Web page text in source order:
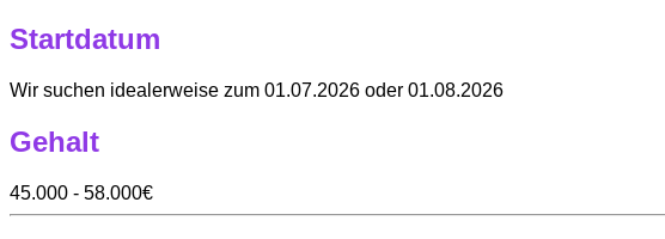
Startdatum
Wir suchen idealerweise zum 01.07.2026 oder 01.08.2026
Gehalt
45.000 - 58.000€